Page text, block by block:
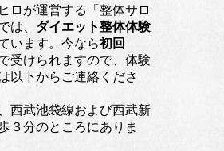
ロが運営する「整体サロ
は、 ダイエット整体体験
います。今なら初回
受けられますので、体験
以下からご連絡くださ
西武池袋線および西武新
３分のところにありま